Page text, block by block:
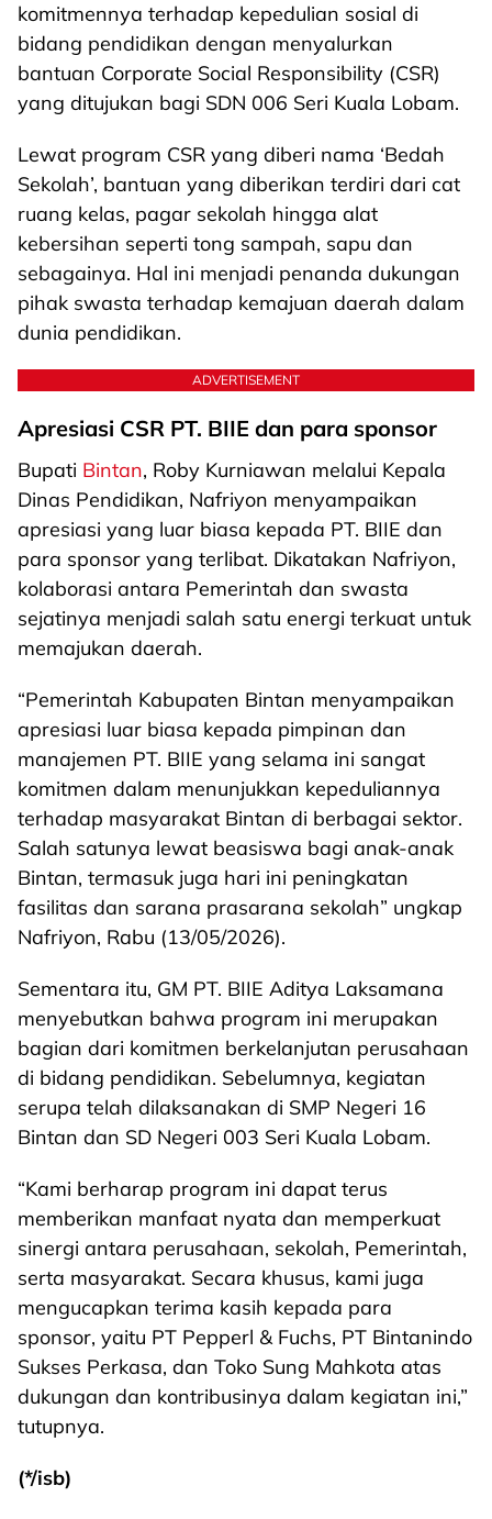
komitmennya terhadap kepedulian sosial di
bidang pendidikan dengan menyalurkan
bantuan Corporate Social Responsibility (CSR)
yang ditujukan bagi SDN 006 Seri Kuala Lobam.
Lewat program CSR yang diberi nama ‘Bedah
Sekolah’, bantuan yang diberikan terdiri dari cat
ruang kelas, pagar sekolah hingga alat
kebersihan seperti tong sampah, sapu dan
sebagainya. Hal ini menjadi penanda dukungan
pihak swasta terhadap kemajuan daerah dalam
dunia pendidikan.
ADVERTISEMENT
Apresiasi CSR PT. BIIE dan para sponsor
Bupati Bintan, Roby Kurniawan melalui Kepala
Dinas Pendidikan, Nafriyon menyampaikan
apresiasi yang luar biasa kepada PT. BIIE dan
para sponsor yang terlibat. Dikatakan Nafriyon,
kolaborasi antara Pemerintah dan swasta
sejatinya menjadi salah satu energi terkuat untuk
memajukan daerah.
“Pemerintah Kabupaten Bintan menyampaikan
apresiasi luar biasa kepada pimpinan dan
manajemen PT. BIIE yang selama ini sangat
komitmen dalam menunjukkan kepeduliannya
terhadap masyarakat Bintan di berbagai sektor.
Salah satunya lewat beasiswa bagi anak-anak
Bintan, termasuk juga hari ini peningkatan
fasilitas dan sarana prasarana sekolah” ungkap
Nafriyon, Rabu (13/05/2026).
Sementara itu, GM PT. BIIE Aditya Laksamana
menyebutkan bahwa program ini merupakan
bagian dari komitmen berkelanjutan perusahaan
di bidang pendidikan. Sebelumnya, kegiatan
serupa telah dilaksanakan di SMP Negeri 16
Bintan dan SD Negeri 003 Seri Kuala Lobam.
“Kami berharap program ini dapat terus
memberikan manfaat nyata dan memperkuat
sinergi antara perusahaan, sekolah, Pemerintah,
serta masyarakat. Secara khusus, kami juga
mengucapkan terima kasih kepada para
sponsor, yaitu PT Pepperl & Fuchs, PT Bintanindo
Sukses Perkasa, dan Toko Sung Mahkota atas
dukungan dan kontribusinya dalam kegiatan ini,”
tutupnya.
(*/isb)